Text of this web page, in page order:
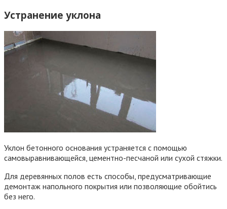
Устранение уклона
Уклон бетонного основания устраняется с помощью
самовыравнивающейся, цементно-песчаной или сухой стяжки.
Для деревянных полов есть способы, предусматривающие
демонтаж напольного покрытия или позволяющие обойтись
без него.